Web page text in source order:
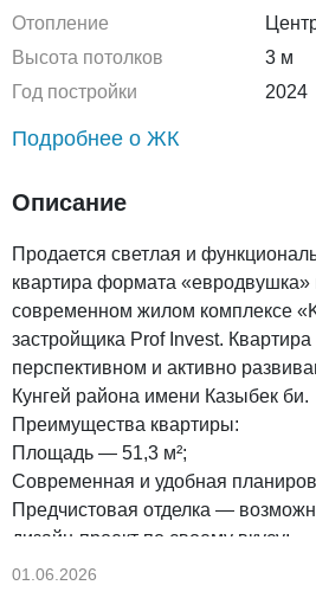
Отопление
Высота потолков
3 м
Год постройки
2024
Подробнее о ЖК
Описание
Продается светлая и
квартира формата
современном жилом комплексе
застройщика Prof Invest.
перспективном и активно
Кунгей района имени Казыбек би.
Преимущества квартиры:
Площадь — 51,3 м²;
Современная и удобная
Предчистовая отделка —
дизайн-проект по своему вкусу;
Всего 3 квартиры на площадке —
01.06.2026